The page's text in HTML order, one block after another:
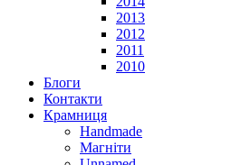
2013
2012
2011
2010
Блоги
Контакти
Крамниця
Handmade
Магніти